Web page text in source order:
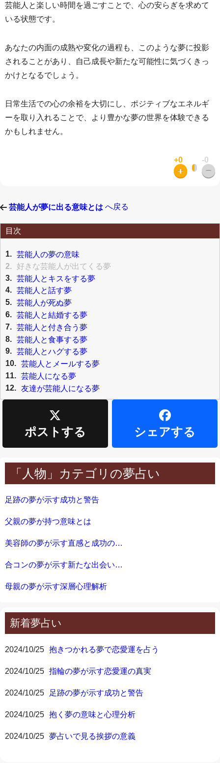
芸能人と楽しい時間を過ごすことで、心の安らぎを求めて
いる状態です。
あなたの内面の成熟や変化の過程も、このような夢に投影
されることがあり、自己成長や新たな可能性に気づくきっ
かけとなるでしょう。
日常生活での心の余裕を大切にし、ポジティブなエネルギ
ーを取り入れることで、より豊かな夢の世界を体験できる
かもしれません。
+0 -0
芸能人が夢に出る意味とは へ戻る
目次
1. 芸能人の夢の意味
2.
好きな芸能人が出てくる夢
3. 芸能人とキスをする夢
4. 芸能人と話す夢
5. 芸能人が死ぬ夢
6. 芸能人と結婚する夢
7. 芸能人と付き合う夢
8. 芸能人と食事する夢
9. 芸能人とハグする夢
10. 芸能人とメールする夢
11. 芸能人になる夢
12.
友達が芸能人になる夢
ポストする シェアする
「人物」カテゴリの夢占い
足跡の夢が示す成功と警告
父親の夢が持つ意味とは
美容師の夢が示す直感と成功の兆し
合コンの夢が示す新たな出会いの意味
母親の夢が示す深層心理解析
新着夢占い
2024/10/25 抱きつかれる夢で恋愛運を占う
2024/10/25 指輪の夢が示す恋愛運の真実
2024/10/25 足跡の夢が示す成功と警告
2024/10/25 抱く夢の意味と心理分析
2024/10/25 夢占いで見る挨拶の意義